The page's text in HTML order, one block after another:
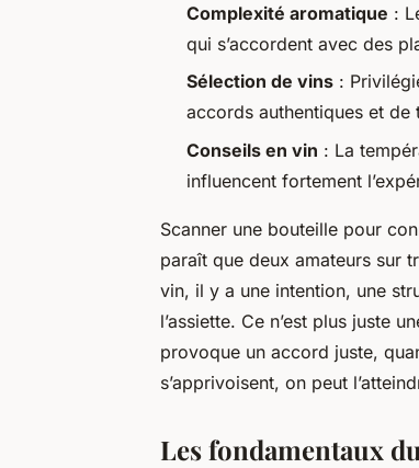
Complexité aromatique :
qui s’accordent avec des
Sélection de vins :
accords authentiques et de
Conseils en vin : La
influencent fortement
Scanner une bouteille pour
paraît que deux amateurs sur
vin, il y a une intention, une
l’assiette. Ce n’est plus juste
provoque un accord juste,
s’apprivoisent, on peut
Les fondamentaux